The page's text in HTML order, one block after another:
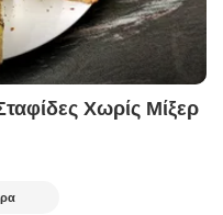
Χωρίς Μίξερ